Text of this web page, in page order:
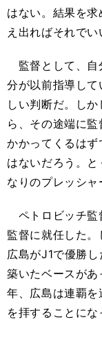
はない。結果を
え出ればそれでい
監督として、自
分が以前指導し
しい判断だ。し
ら、その途端に
かかってくるは
はないだろう。
なりのプレッシャ
ペトロビッチ監
監督に就任した。
広島がJ1で優勝
築いたベースが
年、広島は連覇
を拝することにな